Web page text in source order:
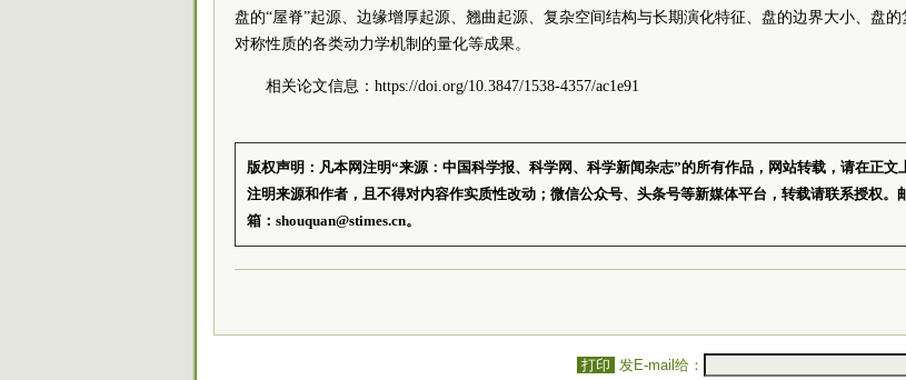
盘的“屋脊”起源、边缘增厚起源、翘曲起源、复杂空间结构与长期演化特征、盘的边界大小、盘的
对称性质的各类动力学机制的量化等成果。
相关论文信息：https://doi.org/10.3847/1538-4357/ac1e91
版权声明：凡本网注明“来源：中国科学报、科学网、科学新闻杂志”的所有作品，网站转载，请在正文
注明来源和作者，且不得对内容作实质性改动；微信公众号、头条号等新媒体平台，转载请联系授权。
箱：shouquan@stimes.cn。
打印 发E-mail给：